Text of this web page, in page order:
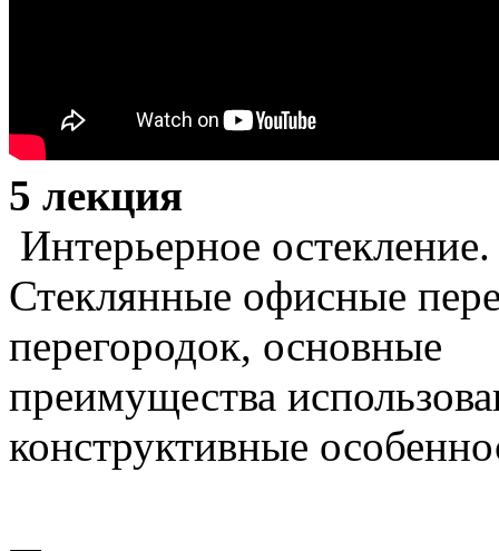
5 лекция
​ Интерьерное остекление.
Стеклянные офисные
перегородок, основные
преимущества
конструктивные